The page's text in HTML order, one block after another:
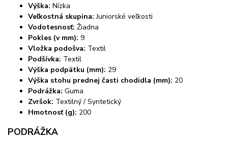
Výška: Nízka
Veľkostná skupina:Juniorské veľkosti
Vodotesnosť: Žiadna
Pokles (v mm): 9
Vložka podošva: Textil
Podšívka: Textil
Výška podpätku (mm): 29
Výška stohu prednej časti chodidla (mm): 20
Podrážka: Guma
Zvršok: Textilný / Syntetický
Hmotnosť (g): 200
PODRÁŽKA